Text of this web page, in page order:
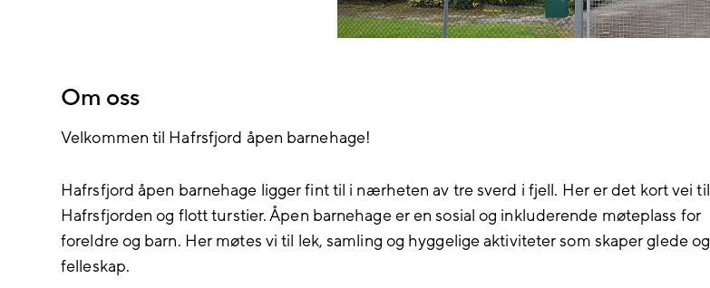
Om oss
Velkommen til Hafrsfjord åpen barnehage!
Hafrsfjord åpen barnehage ligger fint til i nærheten av tre sverd i fjell. Her er det kort vei til
Hafrsfjorden og flott turstier. Åpen barnehage er en sosial og inkluderende møteplass for
foreldre og barn. Her møtes vi til lek, samling og hyggelige aktiviteter som skaper glede og
felleskap.